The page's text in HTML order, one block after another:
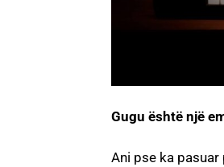
Gugu është një
Ani pse ka pasuar